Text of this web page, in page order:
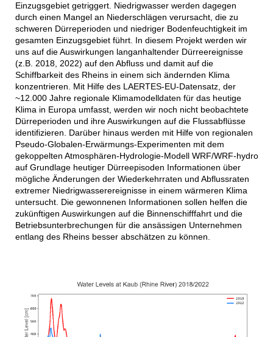
Einzugsgebiet getriggert. Niedrigwasser werden dagegen
durch einen Mangel an Niederschlägen verursacht, die zu
schweren Dürreperioden und niedriger Bodenfeuchtigkeit im
gesamten Einzugsgebiet führt. In diesem Projekt werden wir
uns auf die Auswirkungen langanhaltender Dürreereignisse
(z.B. 2018, 2022) auf den Abfluss und damit auf die
Schiffbarkeit des Rheins in einem sich ändernden Klima
konzentrieren. Mit Hilfe des LAERTES-EU-Datensatz, der
~12.000 Jahre regionale Klimamodelldaten für das heutige
Klima in Europa umfasst, werden wir noch nicht beobachtete
Dürreperioden und ihre Auswirkungen auf die Flussabflüsse
identifizieren. Darüber hinaus werden mit Hilfe von regionalen
Pseudo-Globalen-Erwärmungs-Experimenten mit dem
gekoppelten Atmosphären-Hydrologie-Modell WRF/WRF-hydro
auf Grundlage heutiger Dürreepisoden Informationen über
mögliche Änderungen der Wiederkehrraten und Abflussraten
extremer Niedrigwasserereignisse in einem wärmeren Klima
untersucht. Die gewonnenen Informationen sollen helfen die
zukünftigen Auswirkungen auf die Binnenschifffahrt und die
Betriebsunterbrechungen für die ansässigen Unternehmen
entlang des Rheins besser abschätzen zu können.